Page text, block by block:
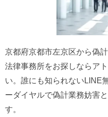
京都府京都市左京区から偽
法律事務所をお探しならア
い。誰にも知られないLINE
ーダイヤルで偽計業務妨害
す。